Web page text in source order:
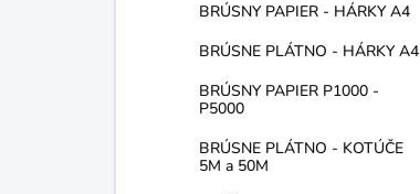
BRÚSNY PAPIER - HÁRKY A4
BRÚSNE PLÁTNO - HÁRKY A4
BRÚSNY PAPIER P1000 -
P5000
BRÚSNE PLÁTNO - KOTÚČE
5M a 50M